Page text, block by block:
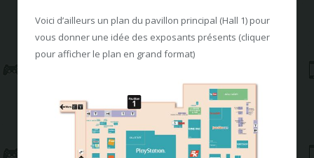
Voici d’ailleurs un plan du pavillon principal (Hall 1) pour
vous donner une idée des exposants présents (cliquer
pour afficher le plan en grand format)